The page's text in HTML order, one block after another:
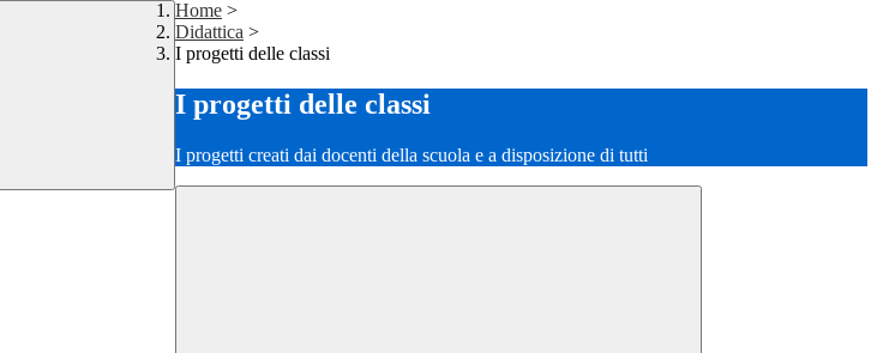
Home >
Didattica >
I progetti delle classi
I progetti delle classi
I progetti creati dai docenti della scuola e a disposizione di tutti